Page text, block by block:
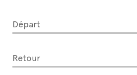
Départ
Retour